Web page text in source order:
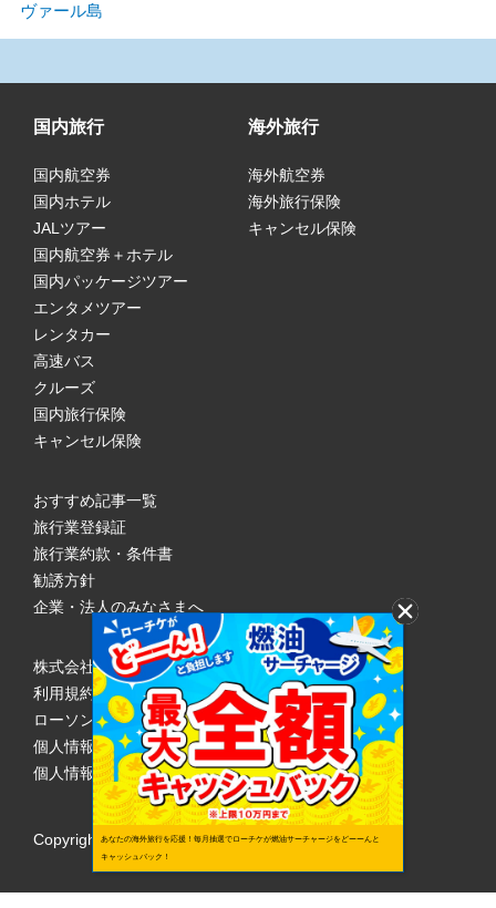
ヴァール島
国内旅行
国内航空券
国内ホテル
JALツアー
国内航空券＋ホテル
国内パッケージツアー
エンタメツアー
レンタカー
高速バス
クルーズ
国内旅行保険
キャンセル保険
海外旅行
海外航空券
海外旅行保険
キャンセル保険
おすすめ記事一覧
旅行業登録証
旅行業約款・条件書
勧誘方針
企業・法人のみなさまへ
株式会社ローソンエンタテインメント
利用規約
ローソンWEB会員規約
個人情報の取り扱いについて
個人情報保護方針
Copyright © 1998 Lawson Entertainment, Inc.
あなたの海外旅行を応援！毎月抽選でローチケが燃油サーチャージをどーーんと
キャッシュバック！